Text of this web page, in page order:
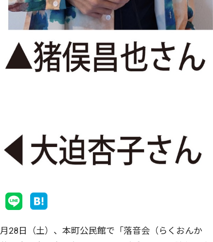
28日（土）、本町公民館で「落音会（らくおんか